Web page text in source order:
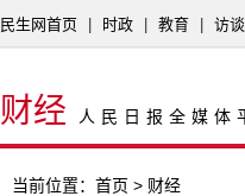
民生网首页 时政 教育 访谈
财经 人民日报全媒体
当前位置： 首页 > 财经